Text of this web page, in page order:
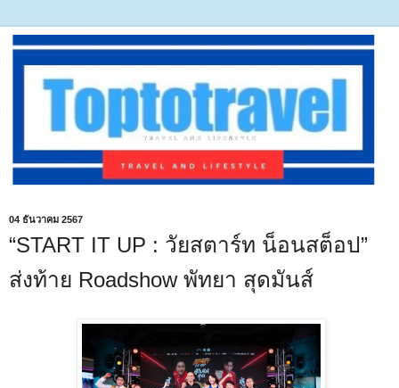
04 ธันวาคม 2567
“START IT UP : วัยสตาร์ท น็อนสต็อป”
ส่งท้าย Roadshow พัทยา สุดมันส์